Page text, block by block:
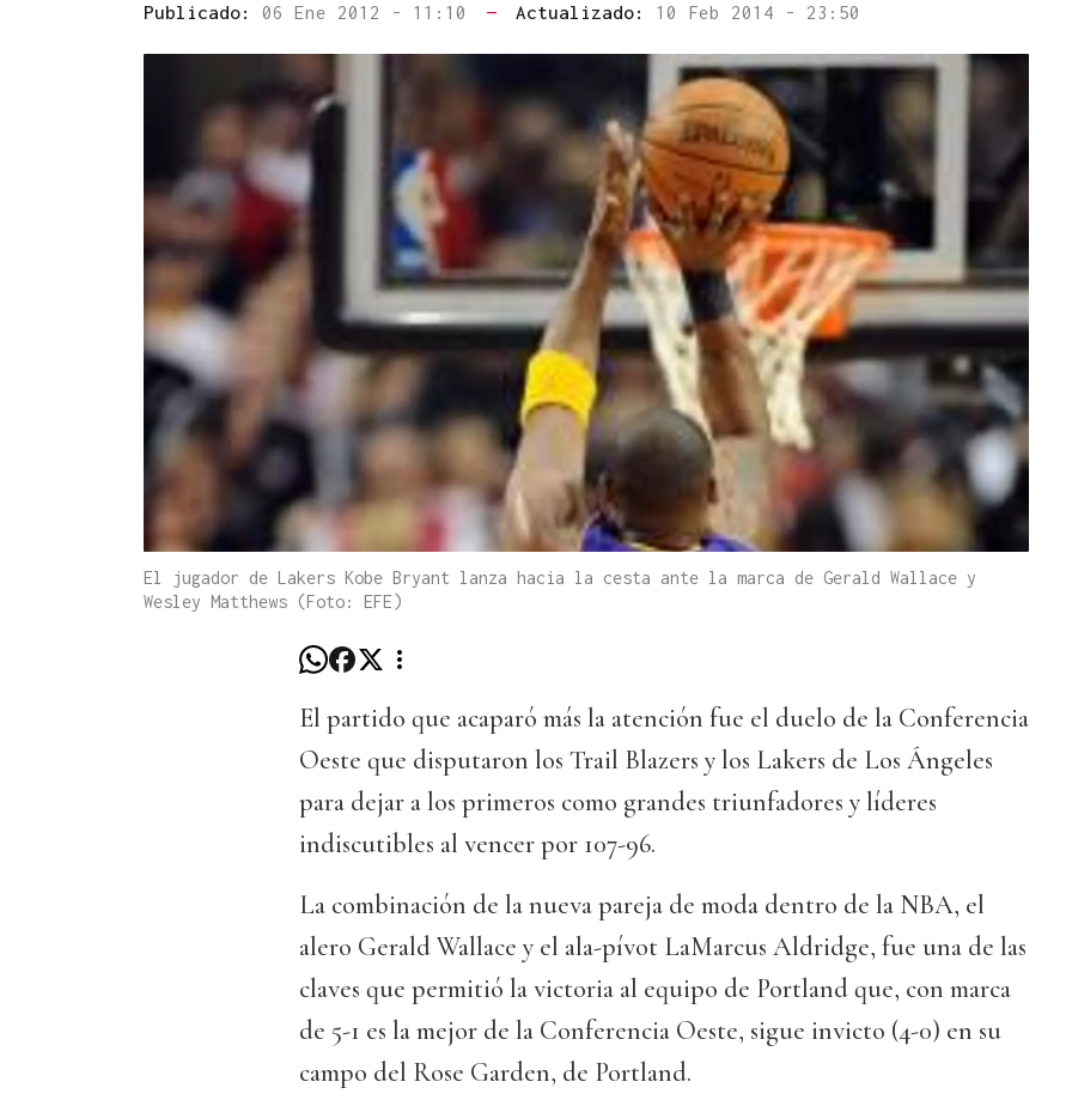
Publicado: 06 Ene 2012 - 11:10 — Actualizado: 10 Feb 2014 - 23:50
El jugador de Lakers Kobe Bryant lanza hacia la cesta ante la marca de Gerald Wallace y
Wesley Matthews (Foto: EFE)
El partido que acaparó más la atención fue el duelo de la Conferencia
Oeste que disputaron los Trail Blazers y los Lakers de Los Ángeles
para dejar a los primeros como grandes triunfadores y líderes
indiscutibles al vencer por 107-96.
La combinación de la nueva pareja de moda dentro de la NBA, el
alero Gerald Wallace y el ala-pívot LaMarcus Aldridge, fue una de las
claves que permitió la victoria al equipo de Portland que, con marca
de 5-1 es la mejor de la Conferencia Oeste, sigue invicto (4-0) en su
campo del Rose Garden, de Portland.